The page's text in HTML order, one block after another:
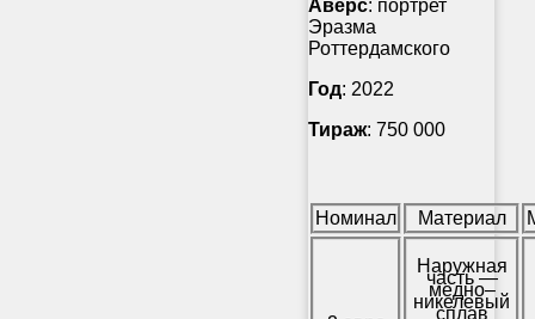
Аверс: портрет
Эразма
Роттердамского
Год: 2022
Тираж: 750 000
Номинал Материал
Наружная
часть —
медно–
никелевый
сплав